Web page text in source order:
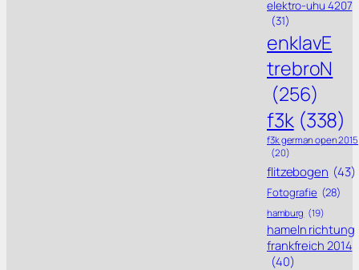
elektro-uhu 4207
(31)
enklavE
trebroN
(256)
f3k (338)
f3k german open 2015
(20)
flitzebogen (43)
Fotografie (28)
hamburg (19)
hameln richtung
frankfreich 2014
(40)